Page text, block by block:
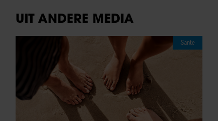
UIT ANDERE MEDIA
Sante